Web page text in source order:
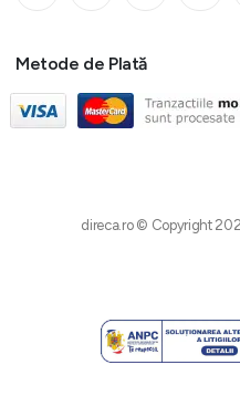
Metode de Plată
direca.ro © Copyright